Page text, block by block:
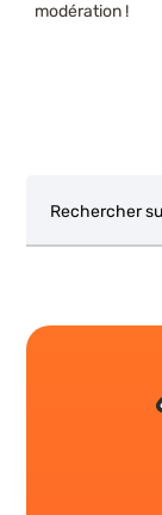
modération !